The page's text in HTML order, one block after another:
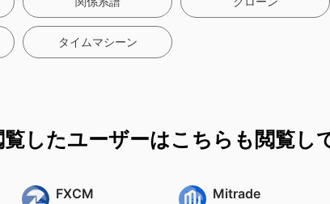
タイムマシーン
覧したユーザーはこちらも閲覧し
FXCM Mitrade